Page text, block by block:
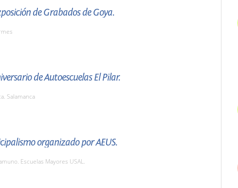
de Grabados de Goya.
de Autoescuelas El Pilar.
Salamanca
organizado por AEUS.
Escuelas Mayores USAL.